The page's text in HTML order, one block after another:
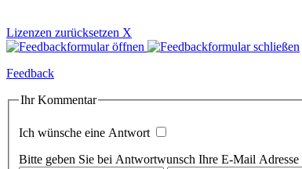
Lizenzen zurücksetzen X
Feedback
Ihr Kommentar
Ich wünsche eine Antwort
Bitte geben Sie bei Antwortwunsch Ihre E-Mail